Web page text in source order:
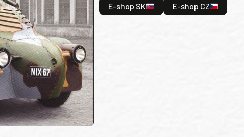
E-shop SK E-shop CZ